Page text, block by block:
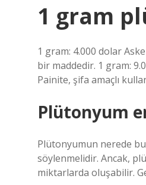
1 gram
1 gram: 4.000 dolar
bir maddedir. 1 gram:
Painite, şifa amaçlı
Plütonyum
Plütonyumun nerede
söylenmelidir. Ancak,
miktarlarda oluşabilir.